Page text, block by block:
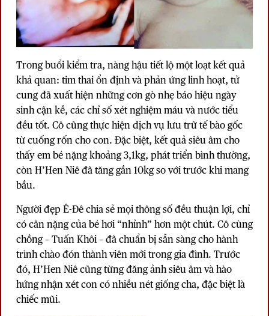
Trong buổi kiểm tra, nàng hậu tiết lộ một loạt kết quả
khả quan: tim thai ổn định và phản ứng linh hoạt, tử
cung đã xuất hiện những cơn gò nhẹ báo hiệu ngày
sinh cận kề, các chỉ số xét nghiệm máu và nước tiểu
đều tốt. Cô cũng thực hiện dịch vụ lưu trữ tế bào gốc
từ cuống rốn cho con. Đặc biệt, kết quả siêu âm cho
thấy em bé nặng khoảng 3,1kg, phát triển bình thường,
cònH’Hen Niêđã tăng gần 10kg so với trước khi mang
bầu.
Người đẹp Ê-Đê chia sẻ mọi thông số đều thuận lợi, chỉ
có cân nặng của bé hơi “nhỉnh” hơn một chút. Cô cùng
chồng – Tuấn Khôi – đã chuẩn bị sẵn sàng cho hành
trình chào đón thành viên mới trong gia đình. Trước
đó, H’Hen Niê cũng từng đăng ảnh siêu âm và hào
hứng nhận xét con có nhiều nét giống cha, đặc biệt là
chiếc mũi.